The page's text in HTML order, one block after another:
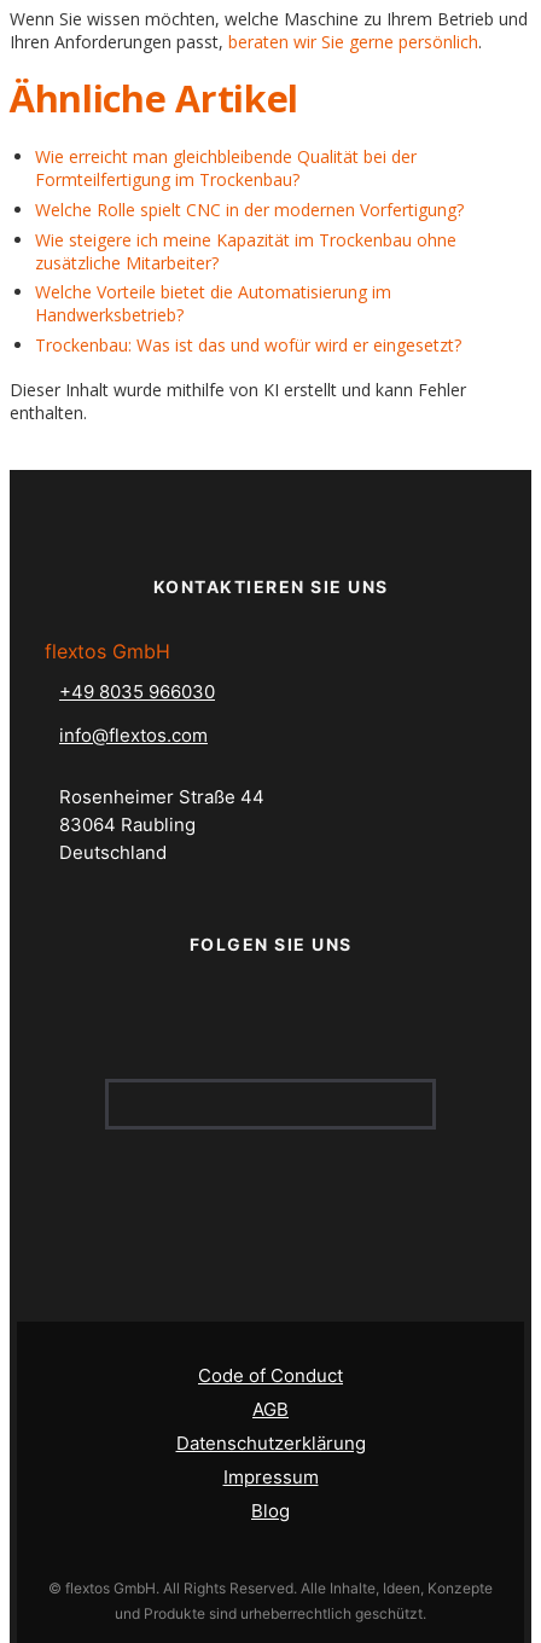
Wenn Sie wissen möchten, welche Maschine zu Ihrem Betrieb und
Ihren Anforderungen passt, beraten wir Sie gerne persönlich.
Ähnliche Artikel
Wie erreicht man gleichbleibende Qualität bei der
Formteilfertigung im Trockenbau?
Welche Rolle spielt CNC in der modernen Vorfertigung?
Wie steigere ich meine Kapazität im Trockenbau ohne
zusätzliche Mitarbeiter?
Welche Vorteile bietet die Automatisierung im
Handwerksbetrieb?
Trockenbau: Was ist das und wofür wird er eingesetzt?
Dieser Inhalt wurde mithilfe von KI erstellt und kann Fehler
enthalten.
KONTAKTIEREN SIE UNS
flextos GmbH
+49 8035 966030
info@flextos.com
Rosenheimer Straße 44
83064 Raubling
Deutschland
FOLGEN SIE UNS
Code of Conduct
AGB
Datenschutzerklärung
Impressum
Blog
© flextos GmbH. All Rights Reserved. Alle Inhalte, Ideen, Konzepte
und Produkte sind urheberrechtlich geschützt.